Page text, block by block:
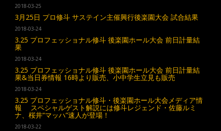
2018-03-25
3月25日 プロ修斗 サステイン主催興行後楽園大会 試合結果
2018-03-24
3.25 プロフェッショナル修斗 後楽園ホール大会 前日計量結
果
2018-03-24
3.25 プロフェッショナル修斗 後楽園ホール大会 前日計量結
果&当日券情報 16時より販売、小中学生立見も販売
2018-03-24
3.25 プロフェッショナル修斗・後楽園ホール大会メディア情
報 スペシャルゲスト解説には修斗レジェンド・佐藤ルミ
ナ、桜井“マッハ”速人が登場！
2018-03-22